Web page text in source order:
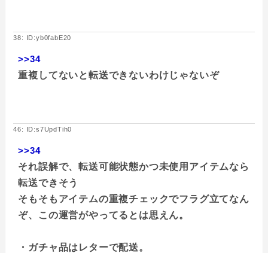
38: ID:yb0fabE20
>>34
重複してないと転送できないわけじゃないぞ
46: ID:s7UpdTih0
>>34
それ誤解で、転送可能状態かつ未使用アイテムなら
転送できそう
そもそもアイテムの重複チェックでフラグ立てなん
ぞ、この運営がやってるとは思えん。
・ガチャ品はレターで配送。